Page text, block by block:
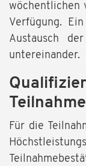
wöchentlichen
Verfügung.
Austausch
untereinander.
Für die